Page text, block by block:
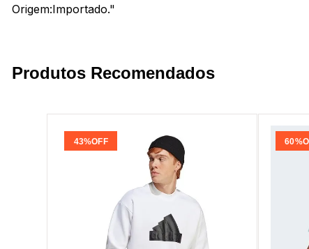
Origem:Importado."
Produtos Recomendados
43%OFF 60%